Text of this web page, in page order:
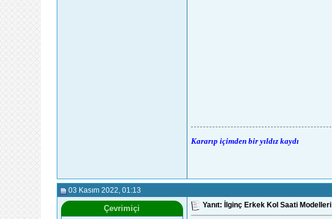
Kararıp içimden bir yıldız kaydı
03 Kasım 2022 , 01:13
Çevrimiçi Yanıt: İlginç Erkek Kol Saati Modelleri